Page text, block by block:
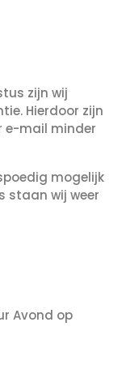
zijn wij
Hierdoor zijn
e-mail minder
mogelijk
staan wij weer
Avond op